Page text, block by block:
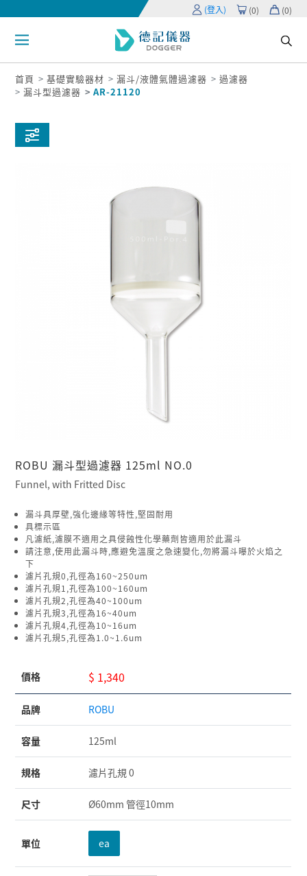
(登入) (0) (0)
首頁 基礎實驗器材 漏斗/液體氣體過濾器
過濾器
漏斗型過濾器
AR-21120
ROBU 漏斗型過濾器 125ml NO.0
Funnel, with Fritted Disc
漏斗具厚壁,強化邊緣等特性,堅固耐用
具標示區
凡濾紙,濾膜不適用之具侵蝕性化學藥劑皆適用於此漏斗
請注意,使用此漏斗時,應避免溫度之急速變化,勿將漏斗曝於火焰之
下
濾片孔規0,孔徑為160~250um
濾片孔規1,孔徑為100~160um
濾片孔規2,孔徑為40~100um
濾片孔規3,孔徑為16~40um
濾片孔規4,孔徑為10~16um
濾片孔規5,孔徑為1.0~1.6um
價格 $ 1,340
品牌 ROBU
容量 125ml
規格 濾片孔規 0
尺寸 Ø60mm 管徑10mm
單位 ea